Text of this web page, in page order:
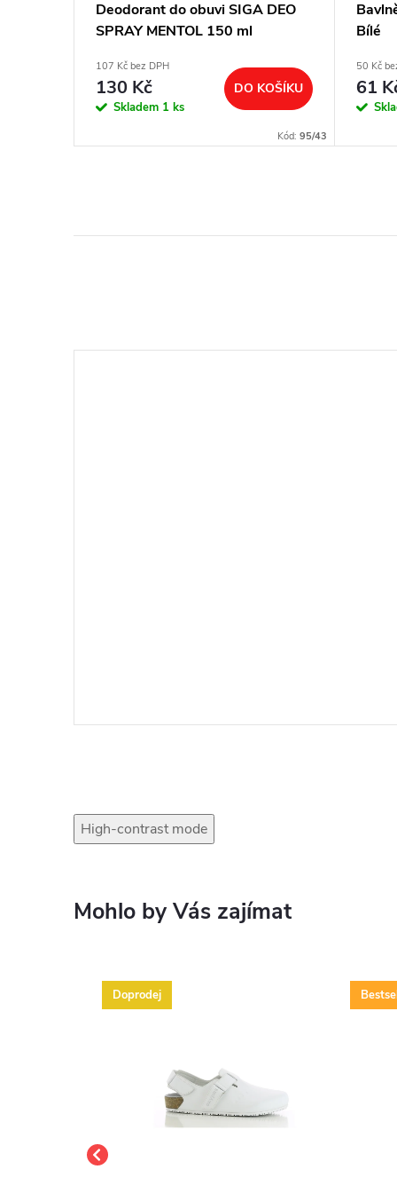
Deodorant do obuvi SIGA DEO
SPRAY MENTOL 150 ml
107 Kč bez DPH
130 Kč
Skladem 1 ks
DO KOŠÍKU
Kód: 95/43
Bílé
50 Kč
61
High-contrast mode
Mohlo by Vás zajímat
Doprodej